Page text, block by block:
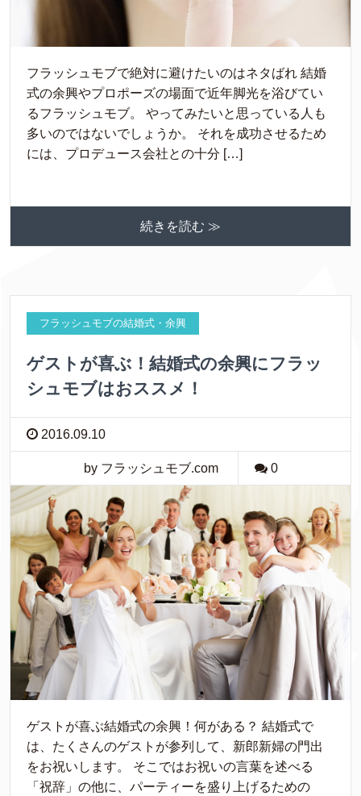
フラッシュモブで絶対に避けたいのはネタばれ 結婚
式の余興やプロポーズの場面で近年脚光を浴びてい
るフラッシュモブ。 やってみたいと思っている人も
多いのではないでしょうか。 それを成功させるため
には、プロデュース会社との十分 […]
続きを読む ≫
フラッシュモブの結婚式・余興
ゲストが喜ぶ！結婚式の余興にフラッ
シュモブはおススメ！
2016.09.10
by フラッシュモブ.com 0
ゲストが喜ぶ結婚式の余興！何がある？ 結婚式で
は、たくさんのゲストが参列して、新郎新婦の門出
をお祝いします。 そこではお祝いの言葉を述べる
「祝辞」の他に、パーティーを盛り上げるための